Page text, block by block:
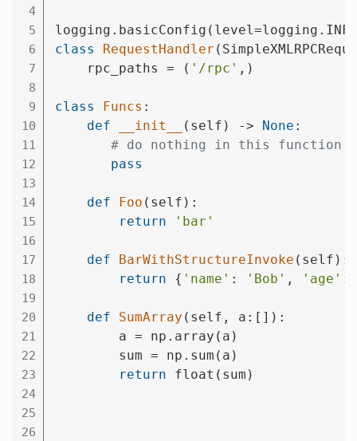
4
5
6
7
8
9
10
11
12
13
14
15
16
17
18
19
20
21
22
23
24
25
26
class RequestHandler
    rpc_paths = (
'/rpc' ,)
class Funcs :
def
__init__ (self) -> None :
# do nothing in this function
pass
def Foo (self) :
return
'bar'
def BarWithStructureInvoke (self) :
return { 'name' : 'Bob' , 'age' :
def SumArray (self, a:[]) :
        a = np.array(a)
        sum = np.sum(a)
return float(sum)